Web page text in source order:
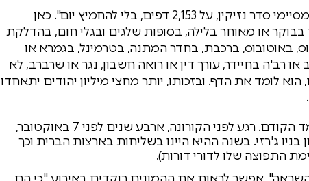
למחרת, ביום שני, התקבל עוד מייל: "מזל טוב למסיימי סדר נזיקין, על 2,153 דפים, בלי להחמיץ יום". כאן
או מאוחר בלילה, בסופות שלגים ובגלי חום, בהדלקת
באוטובוס, ברכבת, בחדר המתנה, בטרמינל, בגמרא או
רב'ה בחיידר, עורך דין או רואה חשבון, נגר או שרברב, לא
המקצוע שלו, בכל יום, כבר 2,153 ימים, הוא לומד את הדף. ובזכותו, יותר מחצי מיליון יהודים יתאחדו
למייל השבוע גם צורף סרטון שמסכם את המעמד הקודם. רגע לפני הקורונה, ארבע שנים לפני 7 באוקטובר,
ג'רזי. בשנה ההיא היינו בשליחות בארצות הברית וכך
התפוצה שלו לדורי דורות).
אפשר לראות את ההמונים רוקדים באירוע "כי הם